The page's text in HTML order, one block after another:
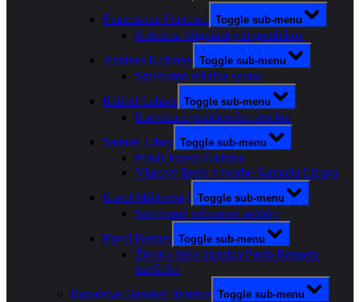
Franciscius Francisci Toggle sub-menu
Kolekcia filigránskych gombíkov
Andreas Kolbány Toggle sub-menu
Strieborná reliéfna spona
Krištof Lehner Toggle sub-menu
Kanvica z pozláteného striebra
Samuel Libay Toggle sub-menu
Pokál Jozefa Glabitsa
Vlasový šperk v tvorbe Samuela Libaya
Karol Miškovský Toggle sub-menu
Strieborné príborové solitéry
Pavol Renner Toggle sub-menu
Život a dielo zlatníka Pavla Rennera
staršieho
Bohatstvo Banskej Bystrice Toggle sub-menu